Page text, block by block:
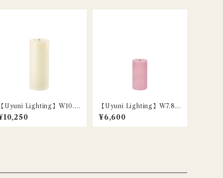
Uyuni Lighting】W10.1
/ LEDピラーキャ
ドル / アイボリー
【Uyuni Lighting】W7.8×
H15.2cm / LEDピラーキャ
ンドル / ダスティローズ
¥6,600